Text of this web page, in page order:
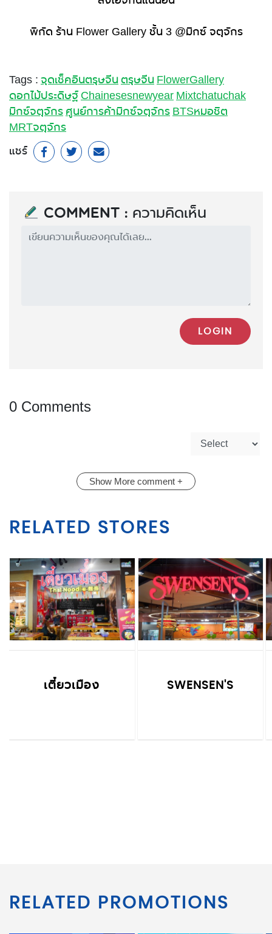
พิกัด ร้าน Flower Gallery ชั้น 3 @มิกซ์ จตุจักร
Tags : จุดเช็คอินตรุษจีน ตรุษจีน FlowerGallery
ดอกไม้ประดิษฐ์ Chainesesnewyear Mixtchatuchak
มิกซ์จตุจักร ศูนย์การค้ามิกซ์จตุจักร BTSหมอชิต
MRTจตุจักร
แชร์
Comment : ความคิดเห็น
LOGIN
0 Comments
Show More comment +
RELATED STORES
เตี๋ยวเมือง SWENSEN'S
RELATED PROMOTIONS